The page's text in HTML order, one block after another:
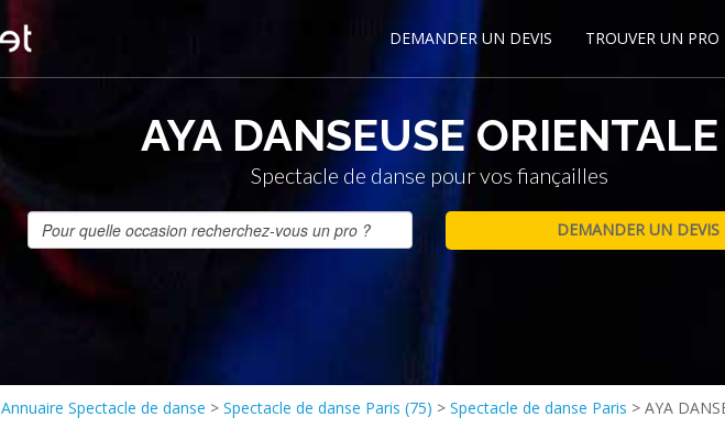
DEMANDER UN DEVIS TROUVER UN PRO
AYA DANSEUSE ORIENTALE
Spectacle de danse pour vos fiançailles
Annuaire Spectacle de danse > Spectacle de danse Paris (75) > Spectacle de danse Paris > AYA